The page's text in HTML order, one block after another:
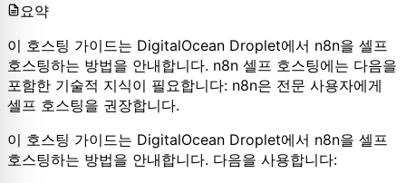
요약
이 호스팅 가이드는 DigitalOcean Droplet에서 n8n을 셀프
호스팅하는 방법을 안내합니다. n8n 셀프 호스팅에는 다음을
포함한 기술적 지식이 필요합니다: n8n은 전문 사용자에게
셀프 호스팅을 권장합니다.
이 호스팅 가이드는 DigitalOcean Droplet에서 n8n을 셀프
호스팅하는 방법을 안내합니다. 다음을 사용합니다: